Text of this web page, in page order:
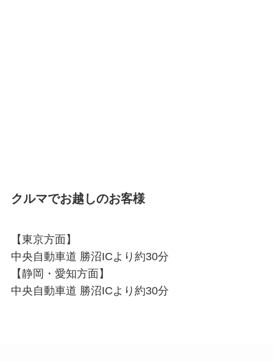
クルマでお越しのお客様
【東京方面】
中央自動車道 勝沼ICより約30分
【静岡・愛知方面】
中央自動車道 勝沼ICより約30分